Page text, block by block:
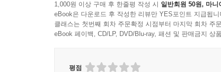
1,000원 이상 구매 후 한줄평 작성 시 일반회원 50원, 마니
eBook은 다운로드 후 작성한 리뷰만 YES포인트 지급됩니
클래스는 첫번째 회차 주문확정 시점부터 마지막 회차 주
eBook 페이백, CD/LP, DVD/Blu-ray, 패션 및 판매금지 상
평점